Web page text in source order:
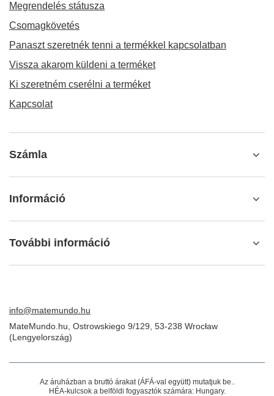
Megrendelés státusza
Csomagkövetés
Panaszt szeretnék tenni a termékkel kapcsolatban
Vissza akarom küldeni a terméket
Ki szeretném cserélni a terméket
Kapcsolat
Számla
Információ
További információ
info@matemundo.hu
MateMundo.hu Ostrowskiego 9/129 53-238 Wrocław
(Lengyelország)
Az áruházban a bruttó árakat (ÁFÁ-val együtt) mutatjuk be..
HÉA-kulcsok a belföldi fogyasztók számára: Hungary.